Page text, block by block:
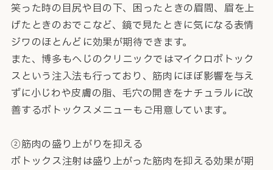
笑った時の目尻や目の下、困ったときの眉間、眉を上
げたときのおでこなど、鏡で見たときに気になる表情
ジワのほとんどに効果が期待できます。
また、博多もへじのクリニックではマイクロボトック
スという注入法も行っており、筋肉にほぼ影響を与え
ずに小じわや皮膚の脂、毛穴の開きをナチュラルに改
善するボトックスメニューもご用意しています。
②筋肉の盛り上がりを抑える
ボトックス注射は盛り上がった筋肉を抑える効果が期